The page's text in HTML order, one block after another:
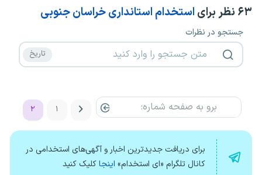
۶۳ نظر برای استخدام استانداری خراسان جنوبی
جستجو در نظرات
۱ ۲
برای دریافت جدیدترین اخبار و آگهی‌های استخدامی در
کانال تلگرام «ای استخدام» اینجاکلیک کنید